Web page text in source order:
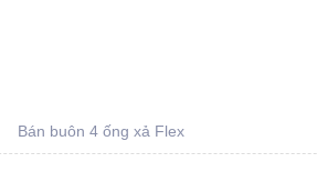
Bán buôn 4 ống xả Flex